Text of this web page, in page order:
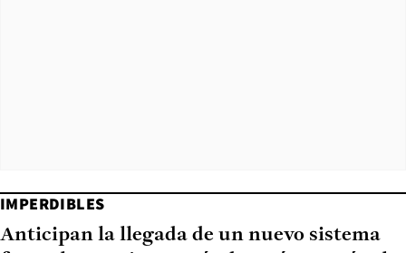
IMPERDIBLES
Anticipan la llegada de un nuevo sistema